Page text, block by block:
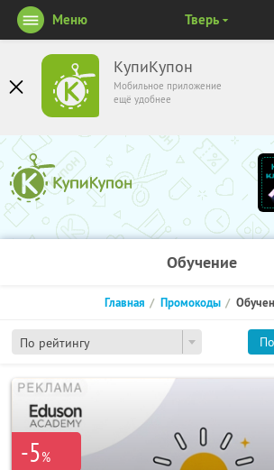
КупиКупон
Мобильное приложение
ещё удобнее
Меню Тверь
Обучение
По рейтингу
Главная Промокоды
-5%